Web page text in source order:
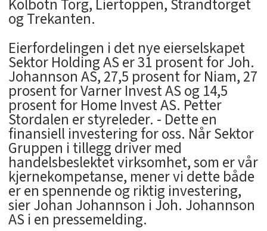
Kolbotn Torg, Liertoppen, Strandtorget
og Trekanten.
Eierfordelingen i det nye eierselskapet
Sektor Holding AS er 31 prosent for Joh.
Johannson AS, 27,5 prosent for Niam, 27
prosent for Varner Invest AS og 14,5
prosent for Home Invest AS. Petter
Stordalen er styreleder. - Dette en
finansiell investering for oss. Når Sektor
Gruppen i tillegg driver med
handelsbeslektet virksomhet, som er vår
kjernekompetanse, mener vi dette både
er en spennende og riktig investering,
sier Johan Johannson i Joh. Johannson
AS i en pressemelding.